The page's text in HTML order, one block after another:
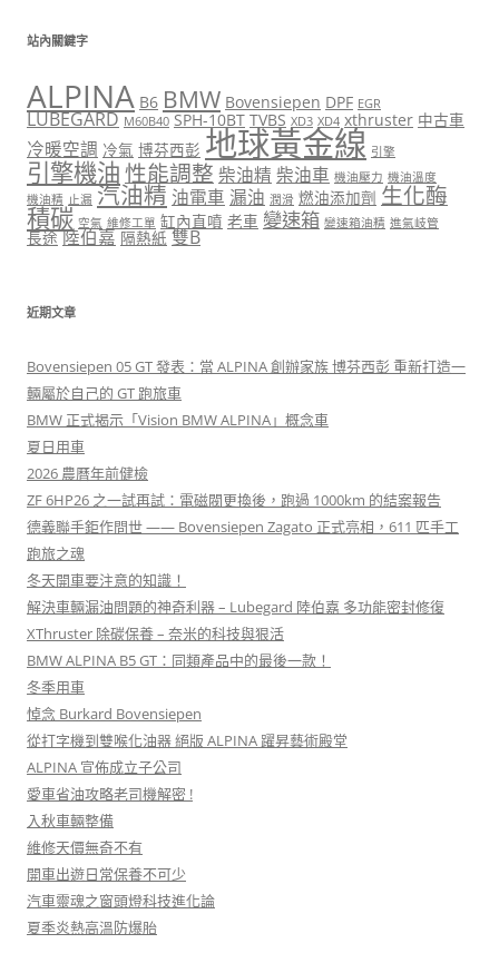
站內關鍵字
ALPINA B6 BMW Bovensiepen DPF EGR
LUBEGARD M60B40 SPH-10BT TVBS XD3 XD4 xthruster 中古車
冷暖空調 冷氣 博芬西彭 地球黃金線 引擎
引擎機油性能調整 柴油精 柴油車 機油壓力 機油溫度
機油精 止漏 汽油精 油電車 漏油 潤滑 燃油添加劑 生化酶
積碳 空氣 維修工單 缸內直噴 老車 變速箱 變速箱油精 進氣岐管
長途 陸伯嘉 隔熱紙 雙B
近期文章
Bovensiepen 05 GT 發表：當 ALPINA 創辦家族 博芬西彭 重新打造一
輛屬於自己的 GT 跑旅車
BMW 正式揭示「Vision BMW ALPINA」概念車
夏日用車
2026 農曆年前健檢
ZF 6HP26 之一試再試：電磁閥更換後，跑過 1000km 的結案報告
德義聯手鉅作問世 —— Bovensiepen Zagato 正式亮相，611 匹手工
跑旅之魂
冬天開車要注意的知識！
解決車輛漏油問題的神奇利器 – Lubegard 陸伯嘉 多功能密封修復
XThruster 除碳保養 – 奈米的科技與狠活
BMW ALPINA B5 GT：同類產品中的最後一款！
冬季用車
悼念 Burkard Bovensiepen
從打字機到雙喉化油器 絕版 ALPINA 躍昇藝術殿堂
ALPINA 宣佈成立子公司
愛車省油攻略老司機解密 !
入秋車輛整備
維修天價無奇不有
開車出遊日常保養不可少
汽車靈魂之窗頭燈科技進化論
夏季炎熱高溫防爆胎